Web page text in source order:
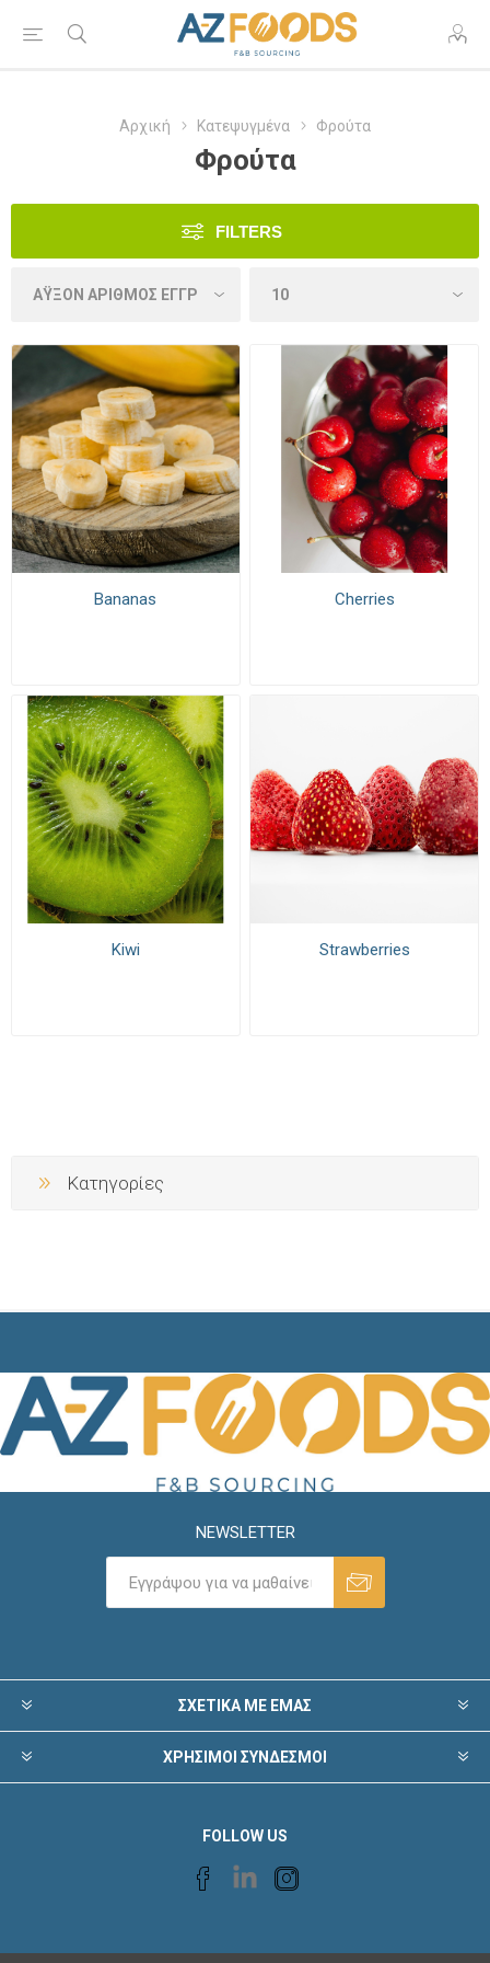
Αρχική Κατεψυγμένα Φρούτα
Φρούτα
FILTERS
Bananas Cherries
Kiwi Strawberries
Κατηγορίες
NEWSLETTER
ΣΧΕΤΙΚΑ ΜΕ ΕΜΑΣ
ΧΡΗΣΙΜΟΙ ΣΥΝΔΕΣΜΟΙ
FOLLOW US